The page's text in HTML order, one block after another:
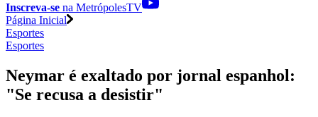
Inscreva-se na MetrópolesTV
Página Inicial
Esportes
Esportes
Neymar é exaltado por jornal espanhol:
"Se recusa a desistir"